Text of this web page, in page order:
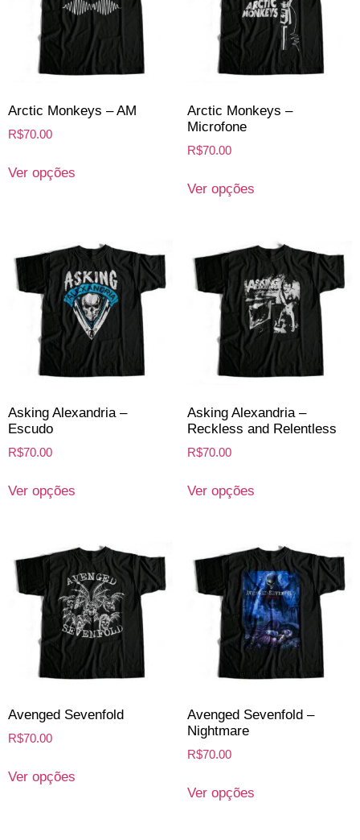
Arctic Monkeys – AM
R$70.00
Ver opções
Arctic Monkeys –
Microfone
R$70.00
Ver opções
Asking Alexandria –
Escudo
R$70.00
Ver opções
Asking Alexandria –
Reckless and Relentless
R$70.00
Ver opções
Avenged Sevenfold
R$70.00
Ver opções
Avenged Sevenfold –
Nightmare
R$70.00
Ver opções